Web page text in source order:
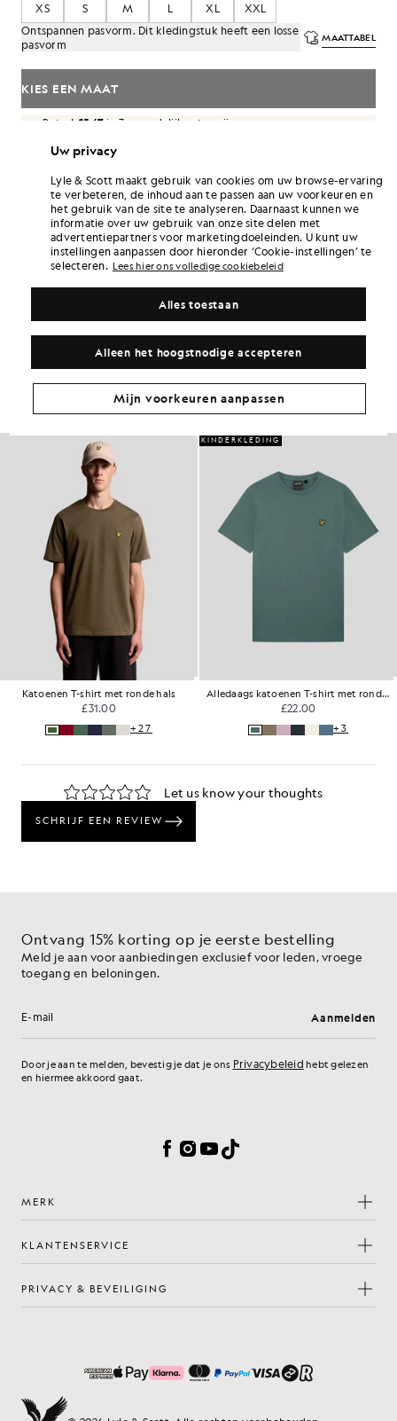
XS
S M L XL
XXL
Ontspannen pasvorm. Dit kledingstuk heeft een losse
pasvorm
MAATTABEL
KIES EEN MAAT
Betaal £5.67 in 3 maandelijkse termijnen
Thuisbezorging en afhaalpunten. Gratis retouneren ruilen.
Verdien het dubbele! Verdien102-punten
met deze aankoop.
6 points = £ 1,00
AANMELDEN
PRODUCTGEGEVENS
PRODUCTGESCHIKTHEID
SAMENSTELLING EN ONDERHOUD
Ga voor deze look
Stel een complete outfit samen met verfijnde kledingstukken die je
garderobe naar een hoger niveau tillen.
Katoenen T-shirt met ronde hals
£31.00
+27
KINDERKLEDING
Alledaags katoenen T-shirt met ronde hals
£22.00
+3
Ontvang 15% korting op je eerste bestelling
Meld je aan voor aanbiedingen exclusief voor leden, vroege
toegang en beloningen.
E-mailadres Aanmelden
Door je aan te melden, bevestig je dat je ons Privacybeleid hebt gelezen
en hiermee akkoord gaat.
Facebook
Instagram
YouTube
TikTok
MERK
KLANTENSERVICE
PRIVACY & BEVEILIGING
Uw privacy
Lyle & Scott maakt gebruik van cookies om uw browse-ervaring
te verbeteren, de inhoud aan te passen aan uw voorkeuren en
het gebruik van de site te analyseren. Daarnaast kunnen we
informatie over uw gebruik van onze site delen met
advertentiepartners voor marketingdoeleinden. U kunt uw
instellingen aanpassen door hieronder ‘Cookie-instellingen’ te
selecteren. Lees hier ons volledige cookiebeleid
Alleen het hoogstnodige accepteren
Alles toestaan
Mijn voorkeuren aanpassen